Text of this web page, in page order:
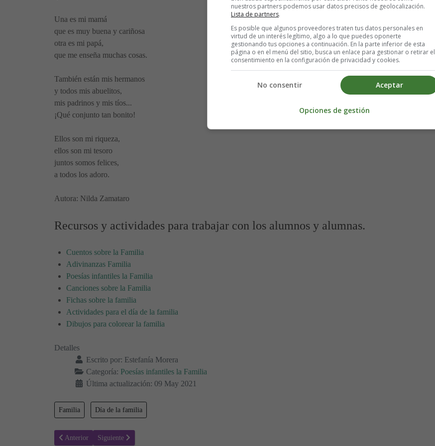
Una es mi mamá
que es muy buena y cariñosa
otra es mi papá,
que me enseña muchas cosas.
También están mis hermanos
y todos mis abuelitos,
mis padrinos y mis tíos...
¡Qué conjunto tan bonito!
Ellos son mi riqueza,
ellos son mi tesoro
juntos somos felices,
a todos los adoro.
Autora: Nilda Zamataro
Recursos y actividades para trabajar con los alumnos y alumnas.
Cuentos sobre la Familia
Adivinanzas Familia
Poesías infantiles la Familia
Canciones sobre la Familia
Fichas sobre la familia
Actividades para el día de la familia
Dibujos para colorear la familia
Detalles
Escrito por: Estefanía Morera
Categoría: Poesías infantiles la Familia
Última actualización: 09 May 2021
Familia Día de la familia
Artículo anterior: Mi hermano - Poesías infantiles la familia
Anterior Artículo siguiente: A mi familia - Poesías infantiles
Siguiente
nuestros partners podemos usar datos precisos de geolocalización.
Lista de partners.
Es posible que algunos proveedores traten tus datos personales en
virtud de un interés legítimo, algo a lo que puedes oponerte
gestionando tus opciones a continuación. En la parte inferior de esta
página o en el menú del sitio, busca un enlace para gestionar o retirar el
consentimiento en la configuración de privacidad y cookies.
Aceptar
No consentir
Opciones de gestión